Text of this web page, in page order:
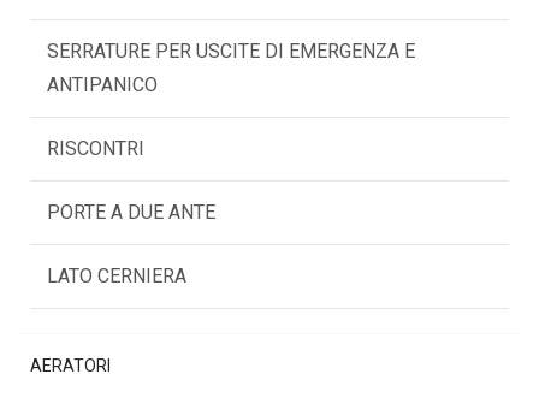
SERRATURE PER USCITE DI EMERGENZA E
ANTIPANICO
RISCONTRI
PORTE A DUE ANTE
LATO CERNIERA
AERATORI